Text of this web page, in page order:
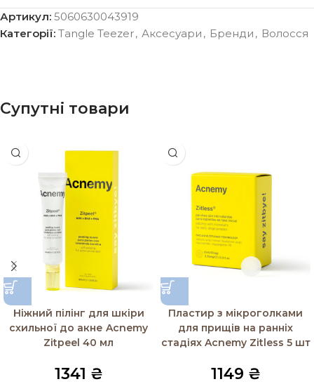
Артикул: 5060630043919
Категорії: Tangle Teezer, Аксесуари , Бренди , Волосся
Супутні товари
Ніжний пілінг для шкіри
схильної до акне Acnemy
Zitpeel 40 мл
1341 ₴
Пластир з мікроголками
для прищів на ранніх
стадіях Acnemy Zitless 5 шт
1149 ₴